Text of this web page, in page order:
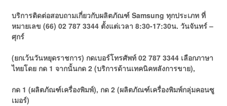
บริการติดต่อสอบถามเกี่ยวกับผลิตภัณฑ์ Samsung ทุกประเภท ที่
หมายเลข (66) 02 787 3344 ตั้งแต่เวลา 8:30-17:30น. วันจันทร์ –
ศุกร์
(ยกเว้นวันหยุดราชการ) กดเบอร์โทรศัพท์ 02 787 3344 เลือกภาษา
ไทยโดย กด 1 จากนั้นกด 2 (บริการด้านเทคนิคหลังการขาย),
กด 1 (ผลิตภัณฑ์เครื่องพิมพ์), กด 2 (ผลิตภัณฑ์เครื่องพิมพ์กลุ่มคอนซู
เมอร์)